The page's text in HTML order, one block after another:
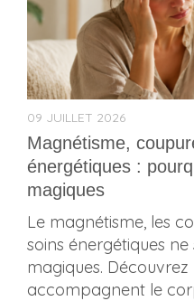
09 JUILLET 2026
Magnétisme,
énergétiques :
magiques
Le magnétisme, les
soins énergétiques
magiques.
accompagnent le